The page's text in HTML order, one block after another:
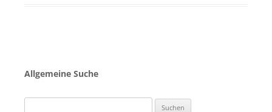
Allgemeine Suche